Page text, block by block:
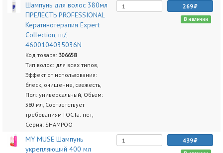
Шампунь для волос 380мл
ПРЕЛЕСТЬ PROFESSIONAL
Кератинотерапия Expert
Collection, ш/,
4600104035036N
Код товара: 306658
Тип волос: для всех типов,
Эффект от использования:
блеск, очищение, свежесть,
Пол: универсальный, Объем:
380 мл, Соответствует
требованиям ГОСТа: нет,
Серия: SHAMPOO
269
В наличии
MY MUSE Шампунь
укрепляющий 400 мл
439